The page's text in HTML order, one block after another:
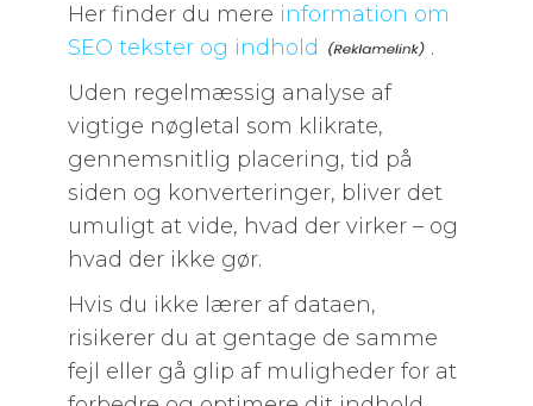
Her finder du mere information om
SEO tekster og indhold
.
Uden regelmæssig analyse af
vigtige nøgletal som klikrate,
gennemsnitlig placering, tid på
siden og konverteringer, bliver det
umuligt at vide, hvad der virker – og
hvad der ikke gør.
Hvis du ikke lærer af dataen,
risikerer du at gentage de samme
fejl eller gå glip af muligheder for at